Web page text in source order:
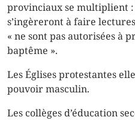
provinciaux se multiplient :
s’ingèreront à faire
« ne sont pas autorisées à
baptême ».
Les Églises protestantes
pouvoir masculin.
Les collèges d’éducation